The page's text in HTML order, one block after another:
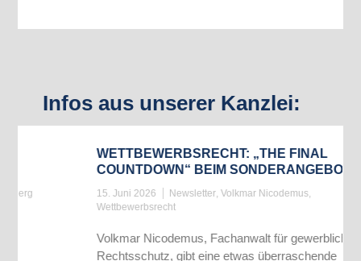
Infos aus unserer Kanzlei:
WETTBEWERBSRECHT: „THE FINAL
COUNTDOWN“ BEIM SONDERANGEBOT
15. Juni 2026 Newsletter ,Volkmar Nicodemus,
Wettbewerbsrecht
Volkmar Nicodemus, Fachanwalt für gewerblichen
Rechtsschutz, gibt eine etwas überraschende